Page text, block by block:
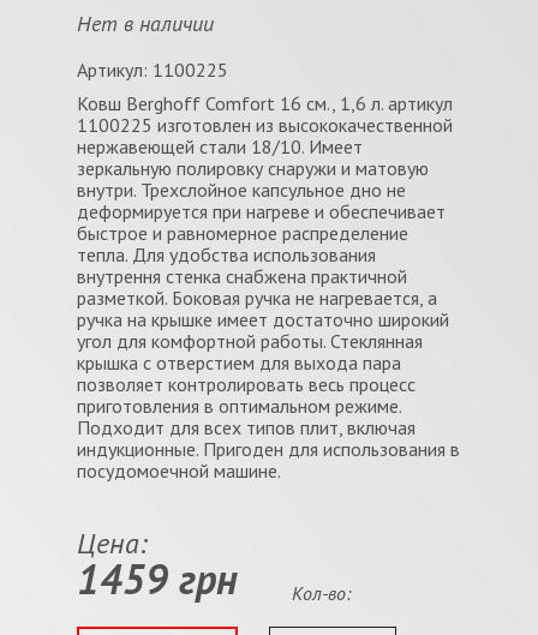
Нет в наличии
Артикул: 1100225
Ковш Berghoff Comfort 16 см., 1,6 л. артикул
1100225 изготовлен из высококачественной
нержавеющей стали 18/10. Имеет
зеркальную полировку снаружи и матовую
внутри. Трехслойное капсульное дно не
деформируется при нагреве и обеспечивает
быстрое и равномерное распределение
тепла. Для удобства использования
внутрення стенка снабжена практичной
разметкой. Боковая ручка не нагревается, а
ручка на крышке имеет достаточно широкий
угол для комфортной работы. Стеклянная
крышка с отверстием для выхода пара
позволяет контролировать весь процесс
приготовления в оптимальном режиме.
Подходит для всех типов плит, включая
индукционные. Пригоден для использования в
посудомоечной машине.
Цена:
1459 грн Кол-во: